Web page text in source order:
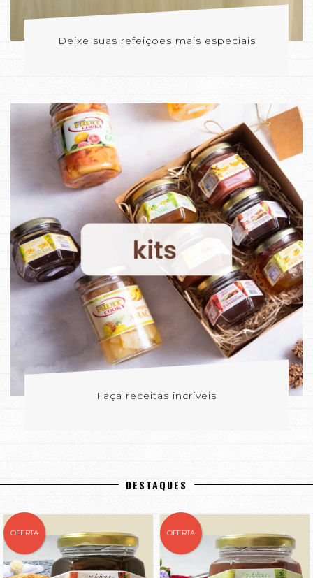
Deixe suas refeições mais especiais
Faça receitas incríveis
DESTAQUES
OFERTA OFERTA